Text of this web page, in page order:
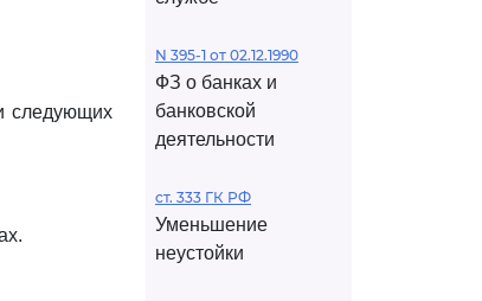
следующих
N 395-1 от 02.12.1990
ФЗ о банках и
банковской
деятельности
ст. 333 ГК РФ
Уменьшение
неустойки